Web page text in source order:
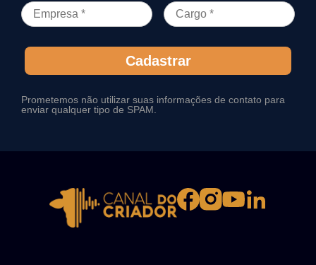
Cadastrar
Prometemos não utilizar suas informações de contato para
enviar qualquer tipo de SPAM.